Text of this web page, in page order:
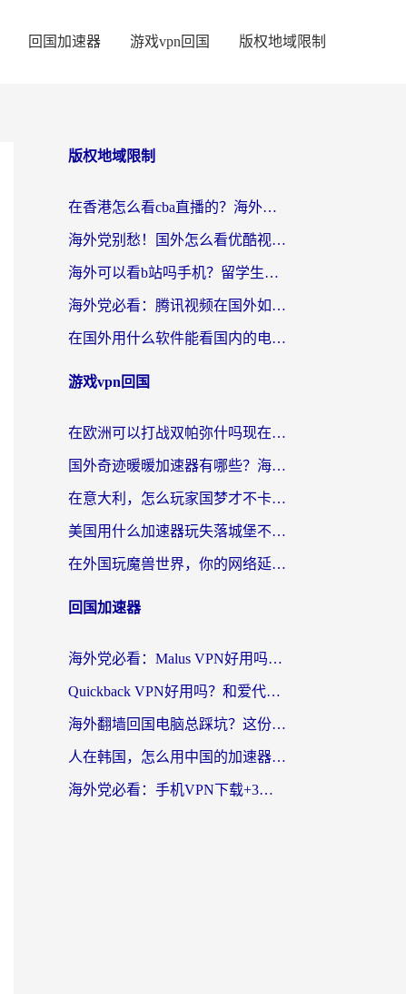
回国加速器 游戏vpn回国 版权地域限制
版权地域限制
在香港怎么看cba直播的？海外党体育观赛终极指南：告别版权限制，畅享中文解说
海外党别愁！国外怎么看优酷视频？一招解决追剧、看直播难题
海外可以看b站吗手机？留学生亲测有效的回国加速指南
海外党必看：腾讯视频在国外如何解除地域限制？附优酷咪咕使用指南
在国外用什么软件能看国内的电视剧啊？留学生亲测有效的回国加速方案
游戏vpn回国
在欧洲可以打战双帕弥什吗现在？跨越延迟墙的实战指南
国外奇迹暖暖加速器有哪些？海外党国服游戏畅玩终极指南（附亲测推荐）
在意大利，怎么玩家国梦才不卡？这份终极加速指南请收好
美国用什么加速器玩失落城堡不卡？海外党亲测有效的国服游戏加速指南
在外国玩魔兽世界，你的网络延迟是最大的敌人
回国加速器
海外党必看：Malus VPN好用吗？和迅猛兔VPN对比哪个回国效果更好？附真实体验与避坑指南
Quickback VPN好用吗？和爱代理VPN对比哪个回国效果更好？
海外翻墙回国电脑总踩坑？这份实测指南帮你选对加速器（附ChickCNinitapMalus对比）
人在韩国，怎么用中国的加速器刷剧打游戏？这份真实体验指南给你答案
海外党必看：手机VPN下载+3步选对回国加速器，无缝刷国内资源不再愁